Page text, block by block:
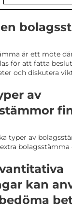
är ett möte
för att fatta
och diskutera
av
typer av
kan